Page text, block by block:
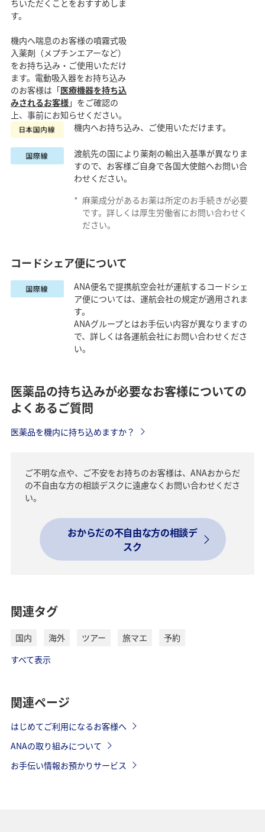
ちいただくことをおすすめしま
す。
機内へ喘息のお客様の噴霧式吸
入薬剤（メプチンエアーなど）
をお持ち込み・ご使用いただけ
ます。電動吸入器をお持ち込み
のお客様は「医療機器を持ち込
みされるお客様」をご確認の
上、事前にお知らせください。
機内へお持ち込み、ご使用いただけます。
渡航先の国により薬剤の輸出入基準が異なりま
すので、お客様ご自身で各国大使館へお問い合
わせください。
* 麻薬成分があるお薬は所定のお手続きが必要
です。詳しくは厚生労働省にお問い合わせく
ださい。
コードシェア便について
ANA便名で提携航空会社が運航するコードシェ
ア便については、運航会社の規定が適用されま
す。
ANAグループとはお手伝い内容が異なりますの
で、詳しくは各運航会社にお問い合わせくださ
い。
医薬品の持ち込みが必要なお客様についての
よくあるご質問
医薬品を機内に持ち込めますか？
ご不明な点や、ご不安をお持ちのお客様は、ANAおからだ
の不自由な方の相談デスクに遠慮なくお問い合わせくださ
い。
おからだの不自由な方の相談デ
スク
関連タグ
国内 海外 ツアー 旅マエ
予約
すべて表示
関連ページ
はじめてご利用になるお客様へ
ANAの取り組みについて
お手伝い情報お預かりサービス